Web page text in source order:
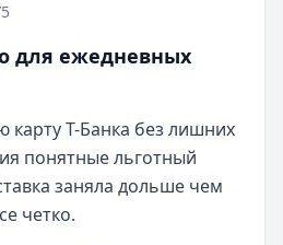
для ежедневных
карту Т-Банка без лишних
понятные льготный
заняла дольше чем
четко.